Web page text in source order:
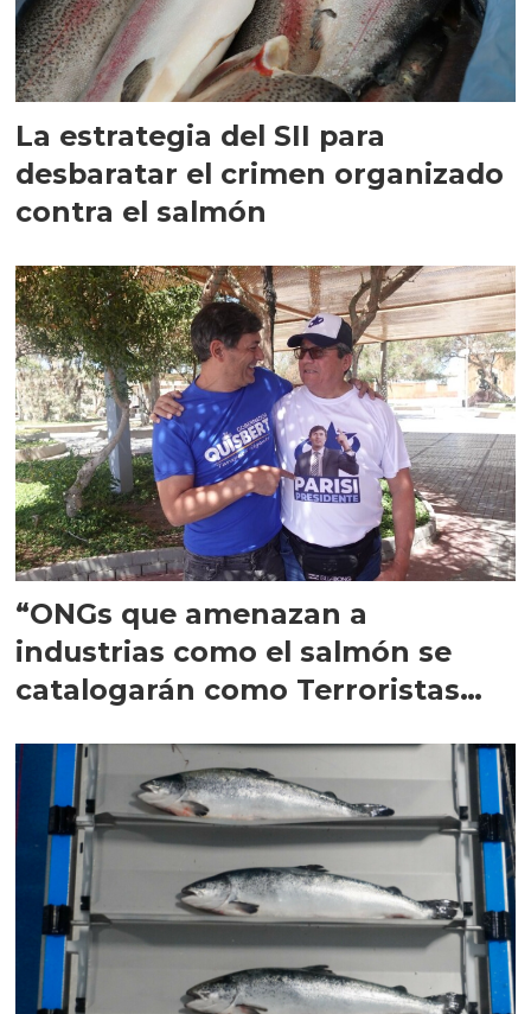
La estrategia del SII para
desbaratar el crimen organizado
contra el salmón
“ONGs que amenazan a
industrias como el salmón se
catalogarán como Terroristas